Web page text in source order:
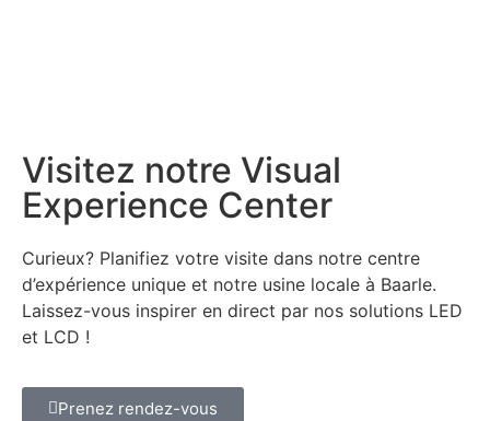
Visitez notre Visual
Experience Center
Curieux? Planifiez votre visite dans notre centre
d’expérience unique et notre usine locale à Baarle.
Laissez-vous inspirer en direct par nos solutions LED
et LCD !
Prenez rendez-vous